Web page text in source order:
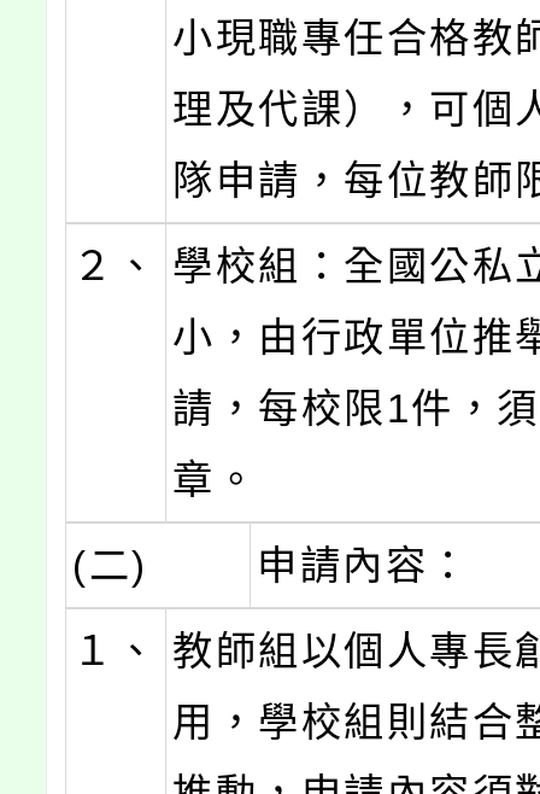
小現職專任合格教
理及代課），可個
隊申請，每位教師
２、
學校組：全國公私
小，由行政單位推
請，每校限1件，
章。
(二)
申請內容：
１、
教師組以個人專長
用，學校組則結合